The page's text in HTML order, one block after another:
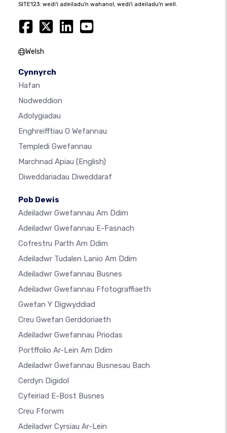
SITE123: wedi'i adeiladu'n wahanol, wedi'i adeiladu'n well.
Welsh
Cynnyrch
Hafan
Nodweddion
Adolygiadau
Enghreifftiau O Wefannau
Templedi Gwefannau
Marchnad Apiau (English)
Diweddariadau Diweddaraf
Pob Dewis
Adeiladwr Gwefannau Am Ddim
Adeiladwr Gwefannau E-Fasnach
Cofrestru Parth Am Ddim
Adeiladwr Tudalen Lanio Am Ddim
Adeiladwr Gwefannau Busnes
Adeiladwr Gwefannau Ffotograffiaeth
Gwefan Y Digwyddiad
Creu Gwefan Gerddoriaeth
Adeiladwr Gwefannau Priodas
Portffolio Ar-Lein Am Ddim
Adeiladwr Gwefannau Busnesau Bach
Cerdyn Digidol
Cyfeiriad E-Bost Busnes
Creu Fforwm
Adeiladwr Cyrsiau Ar-Lein